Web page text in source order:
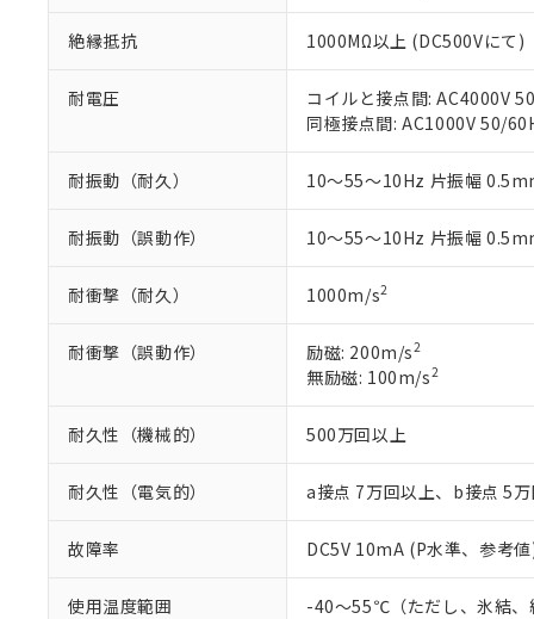
絶縁抵抗 1000MΩ以上 (DC500Vにて)
耐電圧
コイルと接点間: AC4000V
同極接点間: AC1000V 50/
耐振動（耐久） 10～55～10Hz 片振幅
耐振動（誤動作） 10～55～10Hz 片振幅
耐衝撃（耐久） 1000m/s2
耐衝撃（誤動作） 励磁: 200m/s2
無励磁: 100m/s2
耐久性（機械的） 500万回以上
耐久性（電気的） a接点 7万回以上、b接点 5
故障率 DC5V 10mA (P水準、参考
使用温度範囲 -40～55℃（ただし、氷結、
さい。
※当社の共同
いる法人を
※3 非含有証明
下記の非含有証明
EU RoHS指令（10
51物質の非含有証
※本証明書は発行
また、RoHS指令
混在することから
既に当社にて対応
り割愛しておりま
「－」：未確認で
白